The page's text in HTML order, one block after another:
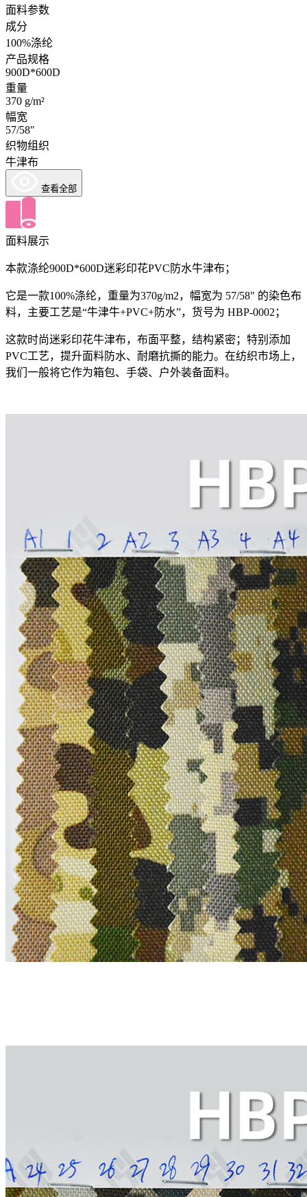
面料参数
成分
100%涤纶
产品规格
900D*600D
重量
370 g/m²
幅宽
57/58"
织物组织
牛津布
查看全部
面料展示
本款涤纶900D*600D迷彩印花PVC防水牛津布；
它是一款100%涤纶，重量为370g/m2，幅宽为 57/58" 的染色布
料，主要工艺是“牛津牛+PVC+防水”，货号为 HBP-0002；
这款时尚迷彩印花牛津布，布面平整，结构紧密；特别添加
PVC工艺，提升面料防水、耐磨抗撕的能力。在纺织市场上，
我们一般将它作为箱包、手袋、户外装备面料。